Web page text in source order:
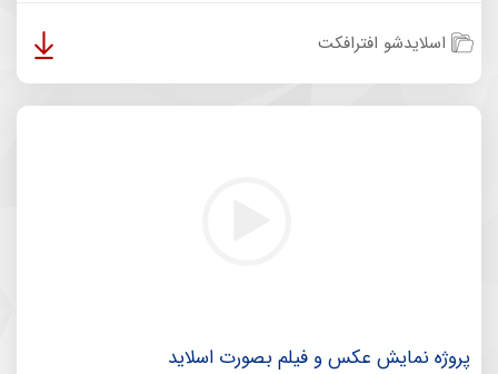
اسلایدشو افترافکت
پروژه نمایش عکس و فیلم بصورت اسلاید